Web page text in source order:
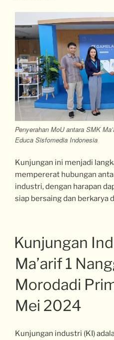
Penyerahan MoU antara SMK
Educa Sisfomedia Indonesia
Kunjungan ini menjadi
mempererat hubungan
industri, dengan harapan
siap bersaing dan berkarya
Kunjungan
Ma’arif 1
Morodadi
Mei 2024
Kunjungan industri (KI)